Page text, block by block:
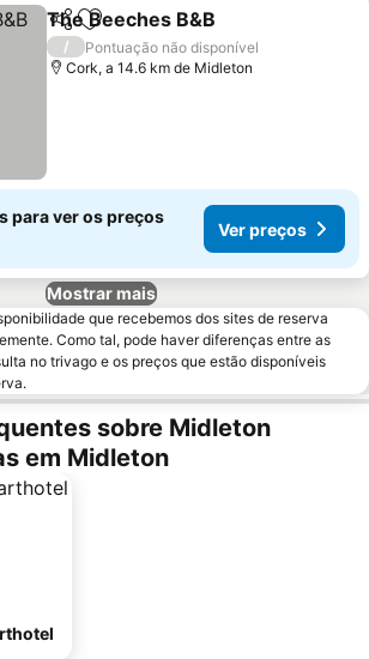
PartilharAdicionar aos favoritos
The Beeches B&B
/
Pontuação não disponível
Cork, a 14.6 km de Midleton
para ver os preços
Ver preços
Mostrar mais
que recebemos dos sites de reserva
Como tal, pode haver diferenças entre as
no trivago e os preços que estão disponíveis
sobre Midleton
em Midleton